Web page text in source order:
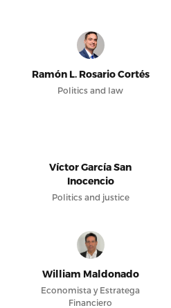
Ramón L. Rosario Cortés
Politics and law
Víctor García San
Inocencio
Politics and justice
William Maldonado
Economista y Estratega
Financiero